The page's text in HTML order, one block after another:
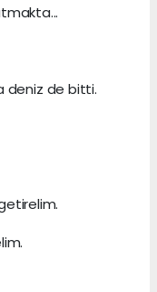
deniz de bitti.
getirelim.